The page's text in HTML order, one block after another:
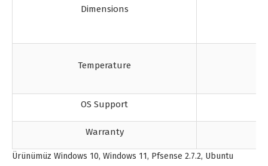
Dimensions
Temperature
OS Support
Warranty
Ürünümüz Windows 10, Windows 11, Pfsense 2.7.2, Ubuntu